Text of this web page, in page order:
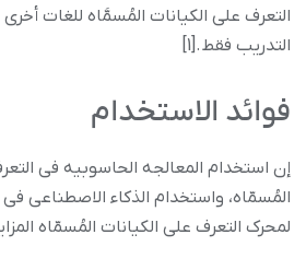
التعرف على الکیانات المُسمَّاه للغات
التدریب فقط.[1]
فوائد الاستخدام
إن استخدام المعالجه الحاسوبیه فی
المُسمّاه، واستخدام الذکاء الاصطناعی فی
لمحرک التعرف على الکیانات المُسمّاه